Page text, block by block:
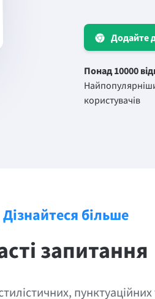
Додайте
Понад 10000
користувачів
Дізнайтеся більше
запитання